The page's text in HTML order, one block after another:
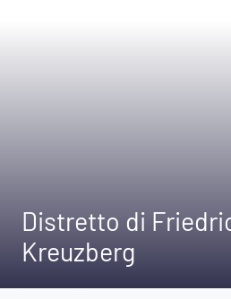
Distretto di
Kreuzberg